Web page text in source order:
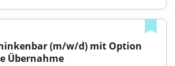
(m/w/d) mit Option
Übernahme